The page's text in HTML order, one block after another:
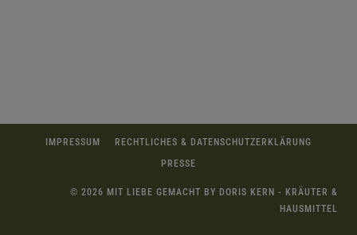
IMPRESSUM
RECHTLICHES & DATENSCHUTZERKLÄRUNG
PRESSE
© 2026 MIT LIEBE GEMACHT BY DORIS KERN - KRÄUTER &
HAUSMITTEL